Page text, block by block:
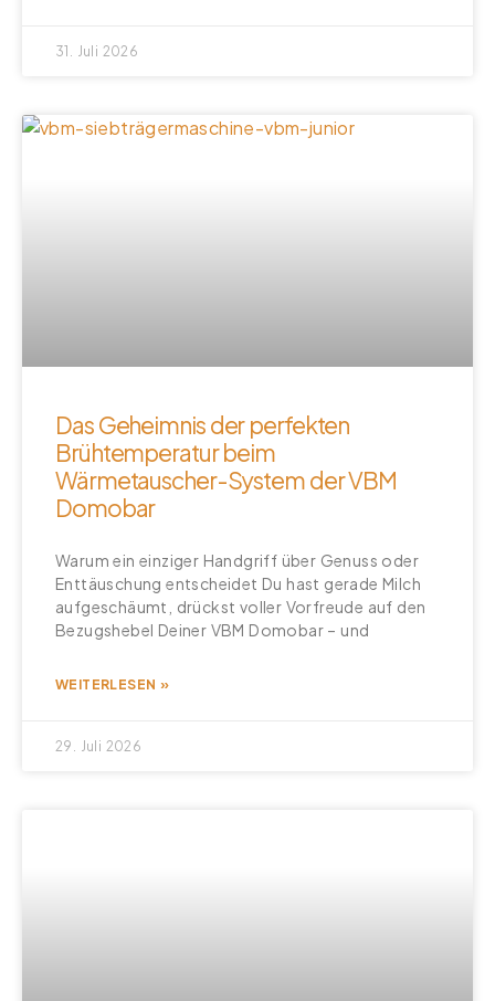
31. Juli 2026
Das Geheimnis der perfekten
Brühtemperatur beim
Wärmetauscher-System der VBM
Domobar
Warum ein einziger Handgriff über Genuss oder
Enttäuschung entscheidet Du hast gerade Milch
aufgeschäumt, drückst voller Vorfreude auf den
Bezugshebel Deiner VBM Domobar – und
WEITERLESEN »
29. Juli 2026